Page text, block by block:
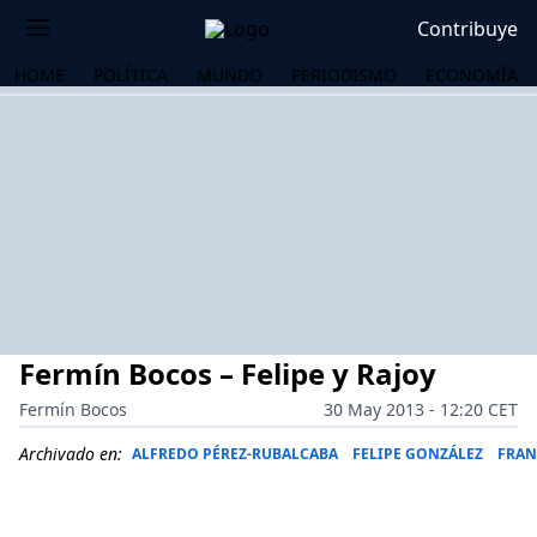
Contribuye
HOME POLÍTICA MUNDO PERIODISMO ECONOMÍA
Fermín Bocos – Felipe y Rajoy
Fermín Bocos
30 May 2013 - 12:20 CET
Archivado en: ALFREDO PÉREZ-RUBALCABA FELIPE GONZÁLEZ